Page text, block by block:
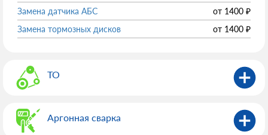
Замена датчика АБС
от 1400 ₽
Замена тормозных дисков
от 1400 ₽
ТО
Аргонная сварка